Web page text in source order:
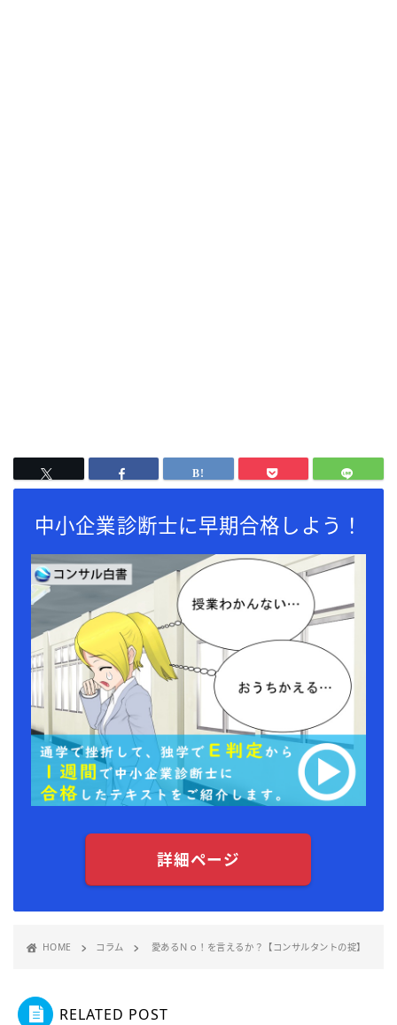
中小企業診断士に早期合格しよう！
詳細ページ
HOME コラム 愛あるＮｏ！を言えるか？【コンサルタントの掟】
RELATED POST